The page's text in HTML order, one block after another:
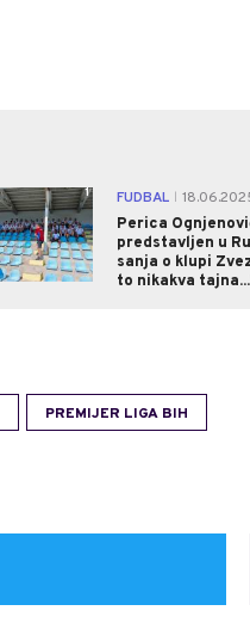
1 FUDBAL
Perica
predstavljen u
sanja o klupi
to nikakva
PREMIJER LIGA BIH